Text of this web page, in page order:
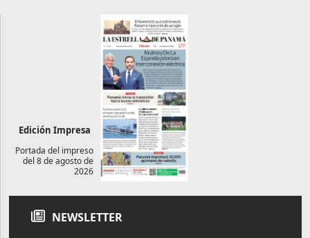
Edición Impresa
Portada del impreso
del 8 de agosto de
2026
NEWSLETTER